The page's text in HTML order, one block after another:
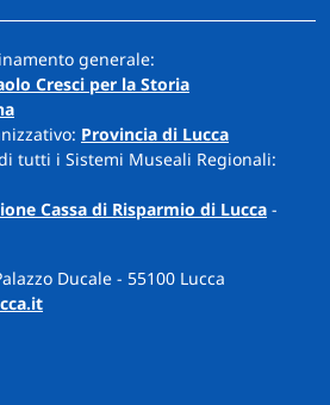
generale:
Cresci per la Storia
Provincia di Lucca
tutti i Sistemi Museali Regionali:
Cassa di Risparmio di Lucca -
Ducale - 55100 Lucca